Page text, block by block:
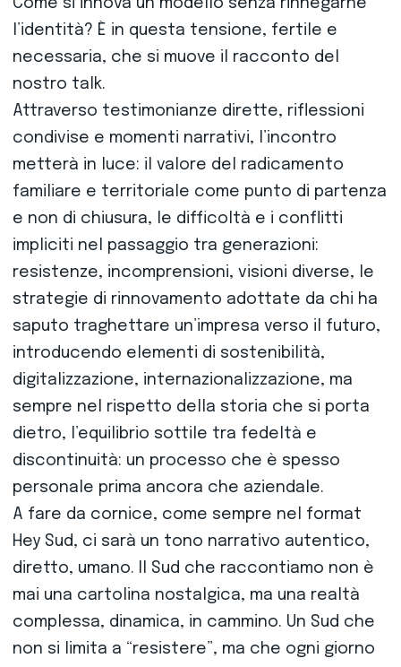
Come si innova un modello senza rinnegarne
l’identità? È in questa tensione, fertile e
necessaria, che si muove il racconto del
nostro talk.
Attraverso testimonianze dirette, riflessioni
condivise e momenti narrativi, l’incontro
metterà in luce: il valore del radicamento
familiare e territoriale come punto di partenza
e non di chiusura, le difficoltà e i conflitti
impliciti nel passaggio tra generazioni:
resistenze, incomprensioni, visioni diverse, le
strategie di rinnovamento adottate da chi ha
saputo traghettare un’impresa verso il futuro,
introducendo elementi di sostenibilità,
digitalizzazione, internazionalizzazione, ma
sempre nel rispetto della storia che si porta
dietro, l’equilibrio sottile tra fedeltà e
discontinuità: un processo che è spesso
personale prima ancora che aziendale.
A fare da cornice, come sempre nel format
Hey Sud, ci sarà un tono narrativo autentico,
diretto, umano. Il Sud che raccontiamo non è
mai una cartolina nostalgica, ma una realtà
complessa, dinamica, in cammino. Un Sud che
non si limita a “resistere”, ma che ogni giorno